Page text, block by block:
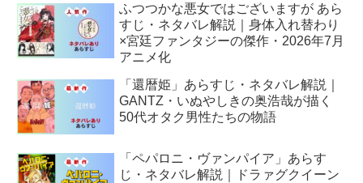
ふつつかな悪女ではございますが あら
すじ・ネタバレ解説｜身体入れ替わり
×宮廷ファンタジーの傑作・2026年7月
アニメ化
「還暦姫」あらすじ・ネタバレ解説｜
GANTZ・いぬやしきの奥浩哉が描く
50代オタク男性たちの物語
「ペパロニ・ヴァンパイア」あらす
じ・ネタバレ解説｜ドラァグクイーン